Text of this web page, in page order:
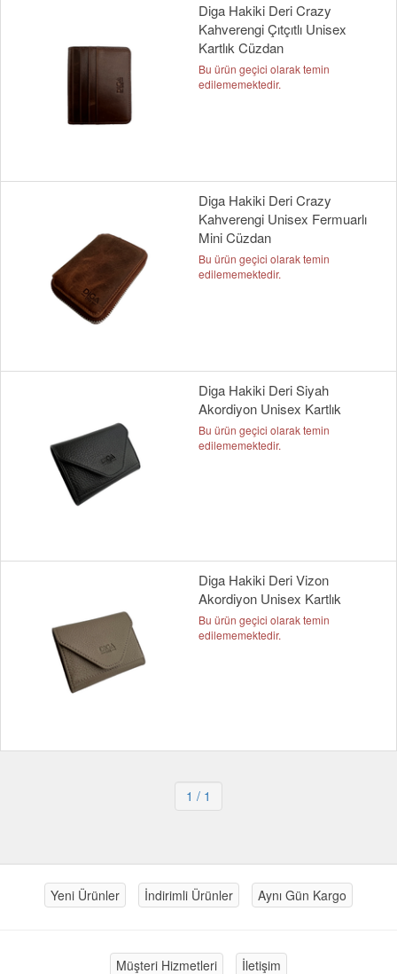
Diga Hakiki Deri Crazy
Kahverengi Çıtçıtlı Unisex
Kartlık Cüzdan
Bu ürün geçici olarak temin
edilememektedir.
Diga Hakiki Deri Crazy
Kahverengi Unisex Fermuarlı
Mini Cüzdan
Bu ürün geçici olarak temin
edilememektedir.
Diga Hakiki Deri Siyah
Akordiyon Unisex Kartlık
Bu ürün geçici olarak temin
edilememektedir.
Diga Hakiki Deri Vizon
Akordiyon Unisex Kartlık
Bu ürün geçici olarak temin
edilememektedir.
1 / 1
Yeni Ürünler İndirimli Ürünler Aynı Gün Kargo
Müşteri Hizmetleri İletişim